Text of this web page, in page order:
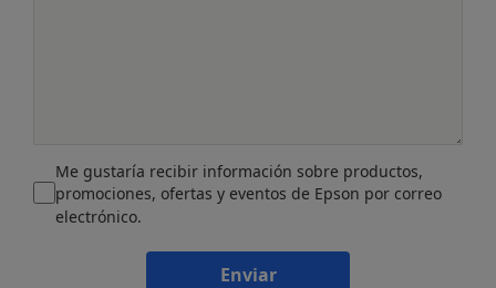
Me gustaría recibir información sobre productos,
promociones, ofertas y eventos de Epson por correo
electrónico.
Enviar